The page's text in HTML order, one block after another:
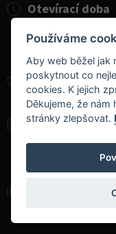
+420 284 826
+420 604 728 042
www.boatpark.cz,
Otevírací doba
Pondělí
Úterý - Pátek
Sobota
9:00
Používáme
Aby web běžel jak
poskytnout co
cookies. K jejich
Děkujeme, že
stránky zlepšovat.